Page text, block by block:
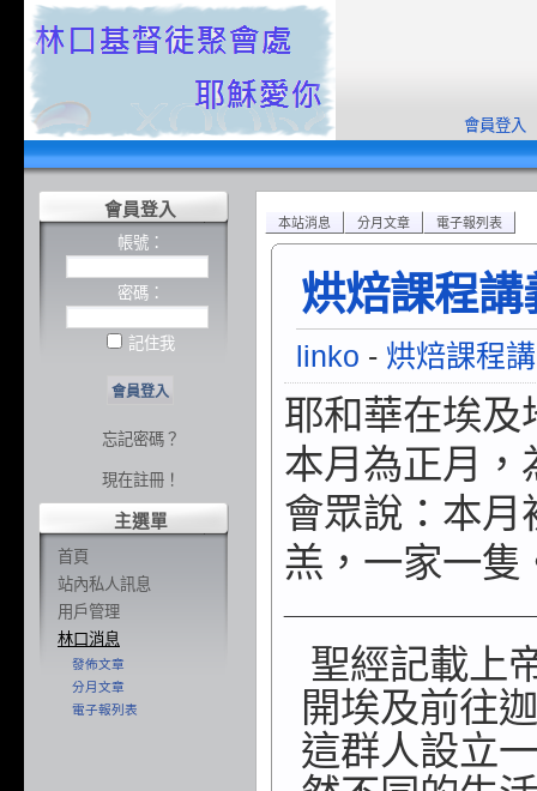
會員登入
會員登入
帳號：
密碼：
記住我
忘記密碼？
現在註冊！
主選單
首頁
站內私人訊息
用戶管理
林口消息
發佈文章
分月文章
電子報列表
本站消息 分月文章 電子報列表
烘焙課程
linko - 烘焙課程
耶和華在埃及
本月為正月，
會眾說：本月
羔，一家一隻
聖經記載上
開埃及前往
這群人設立